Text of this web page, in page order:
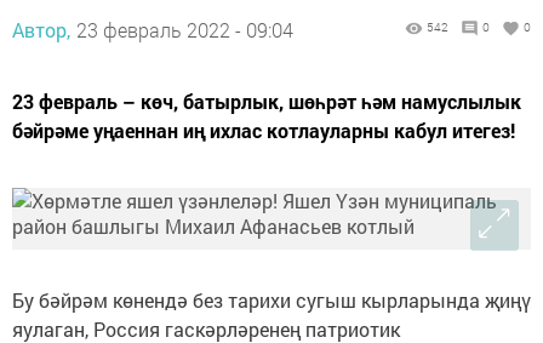
Автор, 23 февраль 2022 - 09:04 542 0 0
23 февраль – көч, батырлык, шөһрәт һәм намуслылык
бәйрәме уңаеннан иң ихлас котлауларны кабул итегез!
Бу бәйрәм көнендә без тарихи сугыш кырларында җиңү
яулаган, Россия гаскәрләренең патриотик